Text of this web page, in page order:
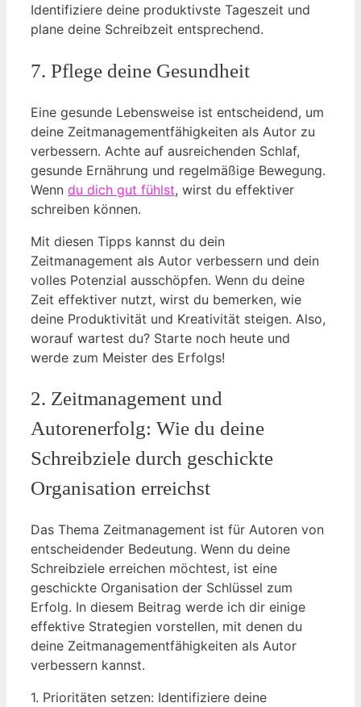
Identifiziere deine produktivste Tageszeit und
plane deine Schreibzeit entsprechend.
7. Pflege deine Gesundheit
Eine gesunde Lebensweise ist entscheidend, um
deine Zeitmanagementfähigkeiten als Autor zu
verbessern. Achte auf ausreichenden Schlaf,
gesunde Ernährung und regelmäßige Bewegung.
Wenn du dich gut fühlst, wirst du effektiver
schreiben können.
Mit diesen Tipps kannst du dein
Zeitmanagement als Autor verbessern und dein
volles Potenzial ausschöpfen. Wenn du deine
Zeit effektiver nutzt, wirst du bemerken, wie
deine Produktivität und Kreativität steigen. Also,
worauf wartest du? Starte noch heute und
werde zum Meister des Erfolgs!
2. Zeitmanagement und
Autorenerfolg: Wie du deine
Schreibziele durch geschickte
Organisation erreichst
Das Thema Zeitmanagement ist für Autoren von
entscheidender Bedeutung. Wenn du deine
Schreibziele erreichen möchtest, ist eine
geschickte Organisation der Schlüssel zum
Erfolg. In diesem Beitrag werde ich dir einige
effektive Strategien vorstellen, mit denen du
deine Zeitmanagementfähigkeiten als Autor
verbessern kannst.
1. Prioritäten setzen: Identifiziere deine